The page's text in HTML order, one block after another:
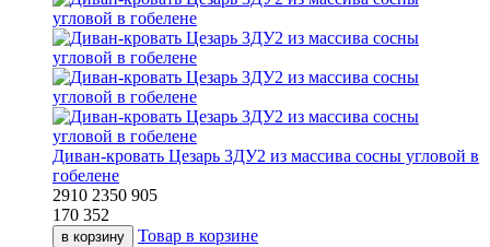
Диван-кровать Цезарь 3ДУ2 из массива сосны угловой в
гобелене
2910 2350 905
170 352
в корзину Товар в корзине